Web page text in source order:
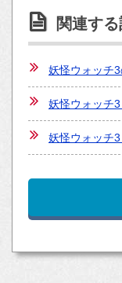
関連す
妖怪ウォッチ
妖怪ウォッチ
妖怪ウォッチ